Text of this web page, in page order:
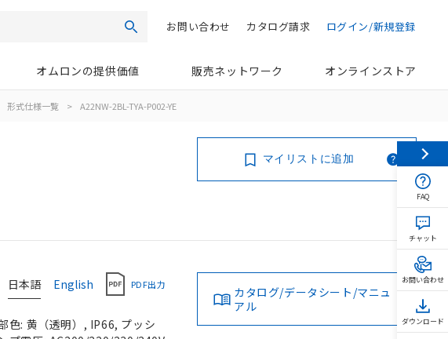
検索 ログイン/新規登録
カタログ請求
お問い合わせ
オムロンの提供価値 販売ネットワーク オンラインストア
形式仕様一覧 > A22NW-2BL-TYA-P002-YE
マイリストに追加
日本語 English PDF出力
色: 黄（透明）, IP66, プッシ
カタログ/データシート/マニュ
アル
FAQ
チャット
お問い合わせ
ダウンロード